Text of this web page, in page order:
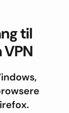
til